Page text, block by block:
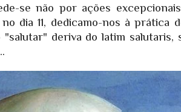
se não por ações
dia 11, dedicamo-nos à
deriva do latim salutaris,